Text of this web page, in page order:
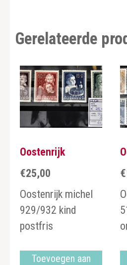
Gerelateerde
Oostenrijk
€25,00
Oostenrijk michel
929/932 kind
postfris
Toevoegen aan
€